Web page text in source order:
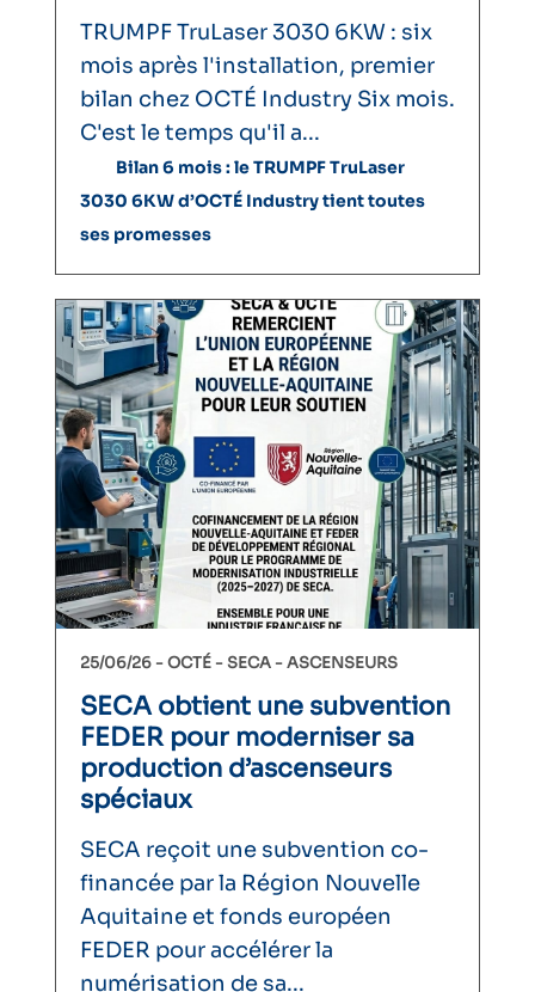
TRUMPF TruLaser 3030 6KW : six
mois après l'installation, premier
bilan chez OCTÉ Industry Six mois.
C'est le temps qu'il a...
Bilan 6 mois : le TRUMPF TruLaser
3030 6KW d’OCTÉ Industry tient toutes
ses promesses
25/06/26 -OCTÉ SECA ASCENSEURS
SECA obtient une subvention
FEDER pour moderniser sa
production d’ascenseurs
spéciaux
SECA reçoit une subvention co-
financée par la Région Nouvelle
Aquitaine et fonds européen
FEDER pour accélérer la
numérisation de sa...